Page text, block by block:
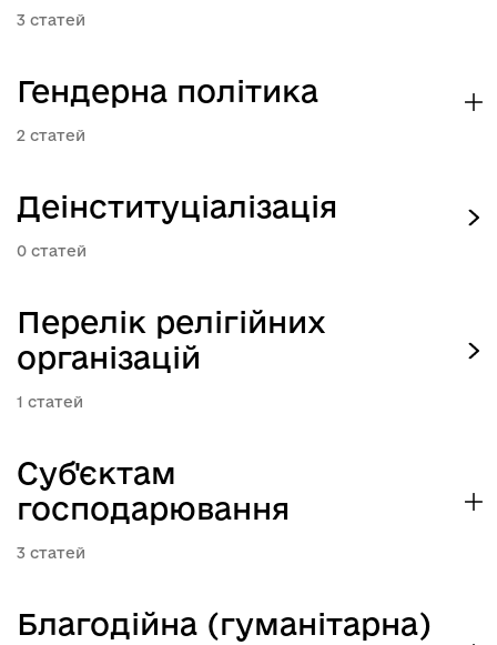
3
Гендерна політика
2
Деінституціалізація
0
Перелік релігійних
організацій
1
Суб'єктам
господарювання
3
Благодійна (гуманітарна)